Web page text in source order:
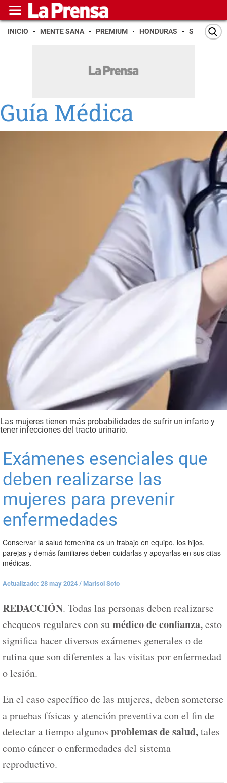
INICIO MENTE SANA PREMIUM HONDURAS SAN PEDRO
Guía Médica
Las mujeres tienen más probabilidades de sufrir un infarto y
tener infecciones del tracto urinario.
Exámenes esenciales que
deben realizarse las
mujeres para prevenir
enfermedades
Conservar la salud femenina es un trabajo en equipo, los hijos,
parejas y demás familiares deben cuidarlas y apoyarlas en sus citas
médicas.
Actualizado: 28 may 2024 / Marisol Soto
REDACCIÓN. Todas las personas deben realizarse
chequeos regulares con sumédico de confianza,esto
significa hacer diversos exámenes generales o de
rutina que son diferentes a las visitas por enfermedad
o lesión.
En el caso específico de las mujeres, deben someterse
a pruebas físicas y atención preventiva con el fin de
detectar a tiempo algunos problemas de salud,tales
como cáncer o enfermedades del sistema
reproductivo.